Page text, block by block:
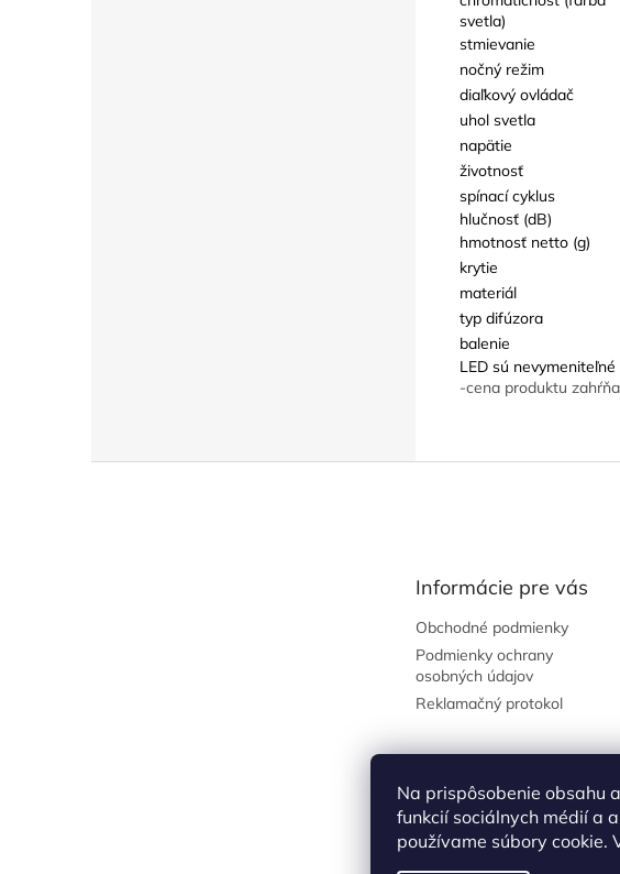
Na prispôsobenie obsahu
funkcií sociálnych médií a
používame súbory cookie.
svetla)
stmievanie
nočný režim
diaľkový ovládač
uhol svetla
napätie
životnosť
spínací cyklus
hlučnosť (dB)
hmotnosť netto (g)
krytie
materiál
typ difúzora
balenie
LED sú nevymeniteľné
-cena produktu
Informácie pre vás
Obchodné podmienky
Podmienky ochrany
osobných údajov
Reklamačný protokol